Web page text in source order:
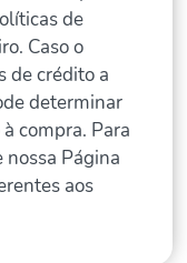
de
Caso o
de crédito a
determinar
compra. Para
nossa Página
aos